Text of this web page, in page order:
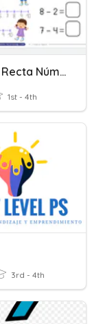
Resta En Recta Númerica
1st - 4th
3rd - 4th